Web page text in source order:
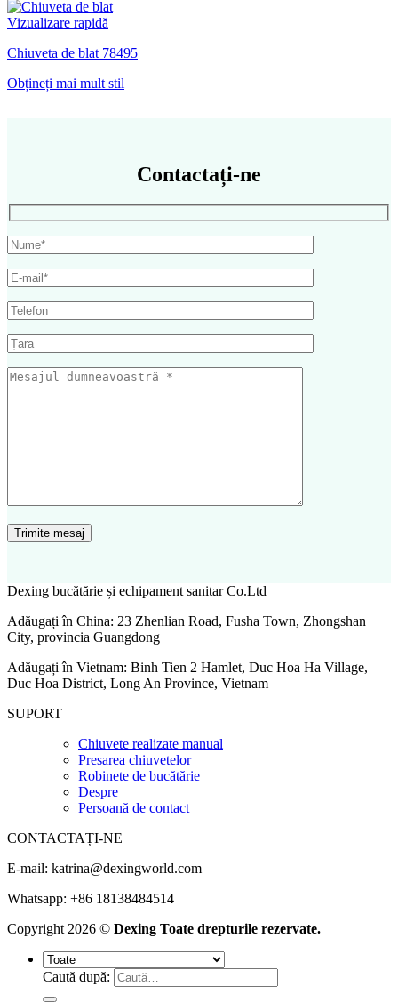
Vizualizare rapidă
Chiuveta de blat 78495
Obțineți mai mult stil
Contactați-ne
Dexing bucătărie și echipament sanitar Co.Ltd
Adăugați în China: 23 Zhenlian Road, Fusha Town, Zhongshan
City, provincia Guangdong
Adăugați în Vietnam: Binh Tien 2 Hamlet, Duc Hoa Ha Village,
Duc Hoa District, Long An Province, Vietnam
SUPORT
Chiuvete realizate manual
Presarea chiuvetelor
Robinete de bucătărie
Despre
Persoană de contact
CONTACTAȚI-NE
E-mail: katrina@dexingworld.com
Whatsapp: +86 18138484514
Copyright 2026 © Dexing Toate drepturile rezervate.
Caută după: